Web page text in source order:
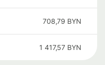
708,79 BYN
1 417,57 BYN